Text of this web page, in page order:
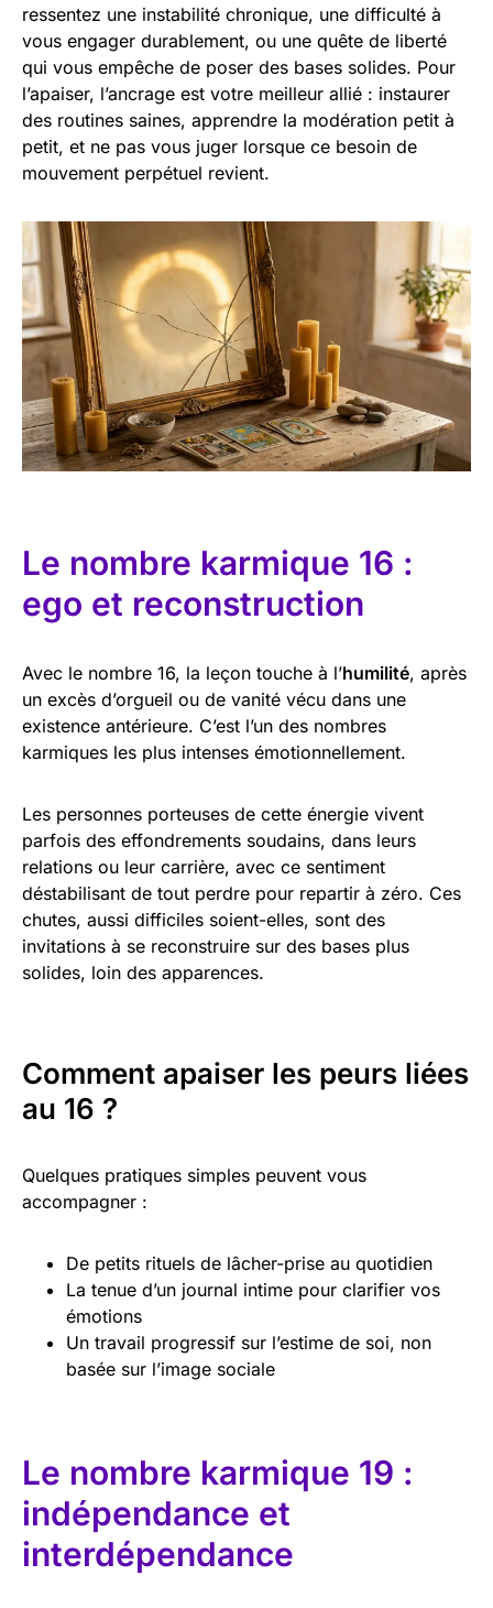
ressentez une instabilité chronique, une difficulté à
vous engager durablement, ou une quête de liberté
qui vous empêche de poser des bases solides. Pour
l’apaiser, l’ancrage est votre meilleur allié : instaurer
des routines saines, apprendre la modération petit à
petit, et ne pas vous juger lorsque ce besoin de
mouvement perpétuel revient.
Le nombre karmique 16 :
ego et reconstruction
Avec le nombre 16, la leçon touche à l’humilité, après
un excès d’orgueil ou de vanité vécu dans une
existence antérieure. C’est l’un des nombres
karmiques les plus intenses émotionnellement.
Les personnes porteuses de cette énergie vivent
parfois des effondrements soudains, dans leurs
relations ou leur carrière, avec ce sentiment
déstabilisant de tout perdre pour repartir à zéro. Ces
chutes, aussi difficiles soient-elles, sont des
invitations à se reconstruire sur des bases plus
solides, loin des apparences.
Comment apaiser les peurs liées
au 16 ?
Quelques pratiques simples peuvent vous
accompagner :
De petits rituels de lâcher-prise au quotidien
La tenue d’un journal intime pour clarifier vos
émotions
Un travail progressif sur l’estime de soi, non
basée sur l’image sociale
Le nombre karmique 19 :
indépendance et
interdépendance